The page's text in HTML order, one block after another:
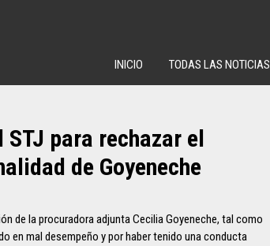
INICIO TODAS LAS NOTICIAS
para rechazar el
de Goyeneche
de la procuradora adjunta Cecilia Goyeneche, tal como
en mal desempeño y por haber tenido una conducta